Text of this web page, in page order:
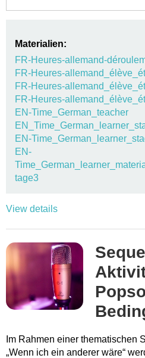
Materialien:
FR-Heures-allemand-
FR-Heures-
FR-Heures-
FR-Heures-
EN-Time_German_teacher
EN-
EN-
tage3
View details
Im Rahmen einer thematischen
„Wenn ich ein anderer wäre“